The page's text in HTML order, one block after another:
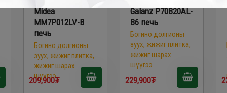
Midea
MM7P012LV-B
печь
Богино долгионы
зуух, жижиг плитка,
жижиг шарах
шүүгээ
209,900₮
Galanz P70B20AL-
B6 печь
Богино долгионы
зуух, жижиг плитка,
жижиг шарах
шүүгээ
229,900₮